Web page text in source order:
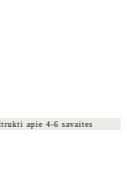
apie 4-6 savaites